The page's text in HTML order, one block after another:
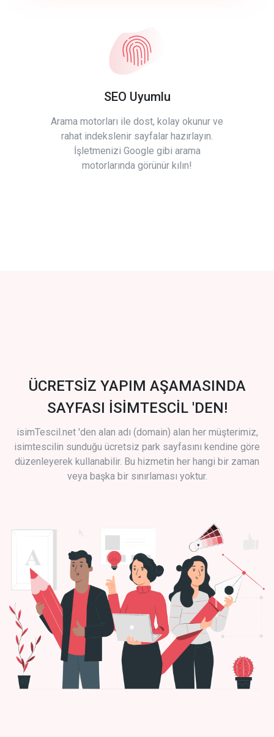
SEO Uyumlu
Arama motorları ile dost, kolay okunur ve
rahat indekslenir sayfalar hazırlayın.
İşletmenizi Google gibi arama
motorlarında görünür kılın!
ÜCRETSİZ YAPIM AŞAMASINDA
SAYFASI İSİMTESCİL 'DEN!
isimTescil.net 'den alan adı (domain) alan her müşterimiz,
isimtescilin sunduğu ücretsiz park sayfasını kendine göre
düzenleyerek kullanabilir. Bu hizmetin her hangi bir zaman
veya başka bir sınırlaması yoktur.